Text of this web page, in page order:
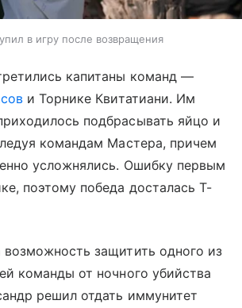
в игру после возвращения
капитаны команд —
и Торнике Квитатиани. Им
подбрасывать яйцо и
командам Мастера, причем
усложнялись. Ошибку первым
поэтому победа досталась T-
возможность защитить одного из
команды от ночного убийства
решил отдать иммунитет